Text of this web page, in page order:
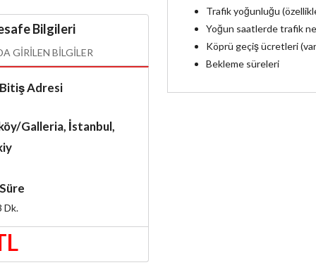
Bilgileri
GIRILEN BILGILER
Bitiş Adresi
Galleria, İstanbul,
Süre
Dk.
Trafik yoğunluğu
Yoğun saatlerde trafik
Köprü geçiş ücretleri
Bekleme süreleri